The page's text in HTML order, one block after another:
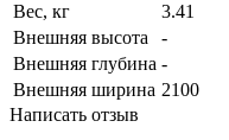
Вес, кг
3.41
Внешняя высота
-
Внешняя глубина -
Внешняя ширина 2100
Написать отзыв